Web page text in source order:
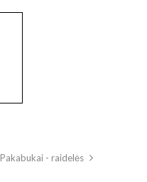
Pakabukai - raidelės